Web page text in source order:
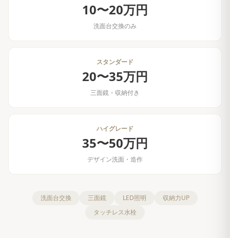
10〜20万円
洗面台交換のみ
スタンダード
20〜35万円
三面鏡・収納付き
ハイグレード
35〜50万円
デザイン洗面・造作
洗面台交換 三面鏡 LED照明
収納力UP
タッチレス水栓